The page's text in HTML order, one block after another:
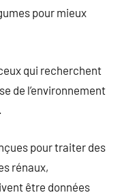
pour mieux
qui recherchent
de l’environnement
pour traiter des
rénaux,
être données